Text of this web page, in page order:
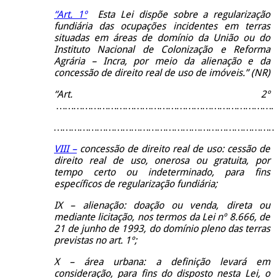
“Art. 1ºEsta Lei dispõe sobre a regularização
fundiária das ocupações incidentes em terras
situadas em áreas de domínio da União ou do
Instituto Nacional de Colonização e Reforma
Agrária – Incra, por meio da alienação e da
concessão de direito real de uso de imóveis.” (NR)
“Art. 2º
VIII –concessão de direito real de uso: cessão de
direito real de uso, onerosa ou gratuita, por
tempo certo ou indeterminado, para fins
específicos de regularização fundiária;
IX – alienação: doação ou venda, direta ou
mediante licitação, nos termos da Lei nº 8.666, de
21 de junho de 1993, do domínio pleno das terras
previstas no art. 1º;
X – área urbana: a definição levará em
consideração, para fins do disposto nesta Lei, o